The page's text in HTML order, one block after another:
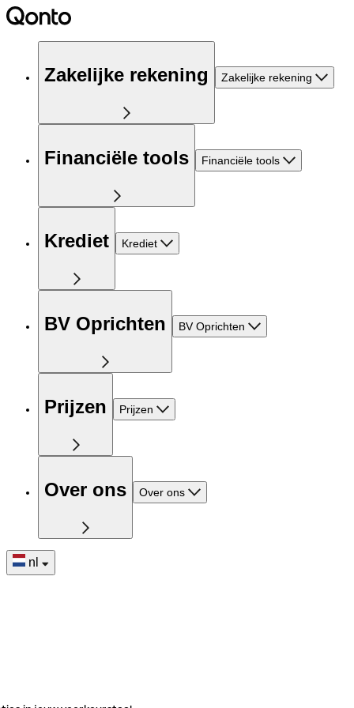
Zakelijke rekening Zakelijke rekening
Financiële tools Financiële tools
Krediet Krediet
BV Oprichten BV Oprichten
Prijzen Prijzen
Over ons Over ons
nl